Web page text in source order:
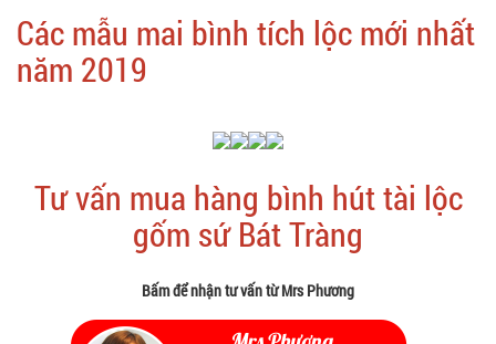
Các mẫu mai bình tích lộc mới nhất
năm 2019
Tư vấn mua hàng bình hút tài lộc
gốm sứ Bát Tràng
Bấm để nhận tư vấn từ Mrs Phương